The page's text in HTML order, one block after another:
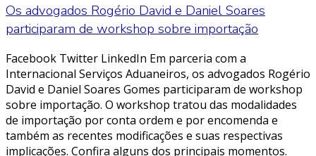
Os advogados Rogério David e Daniel Soares
participaram de workshop sobre importação
Facebook Twitter LinkedIn Em parceria com a
Internacional Serviços Aduaneiros, os advogados Rogério
David e Daniel Soares Gomes participaram de workshop
sobre importação. O workshop tratou das modalidades
de importação por conta ordem e por encomenda e
também as recentes modificações e suas respectivas
implicações. Confira alguns dos principais momentos.